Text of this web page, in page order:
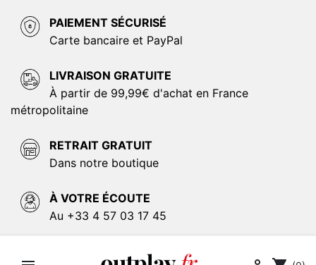
PAIEMENT SÉCURISÉ
Carte bancaire et PayPal
LIVRAISON GRATUITE
À partir de 99,99€ d'achat en France
métropolitaine
RETRAIT GRATUIT
Dans notre boutique
À VOTRE ÉCOUTE
Au +33 4 57 03 17 45